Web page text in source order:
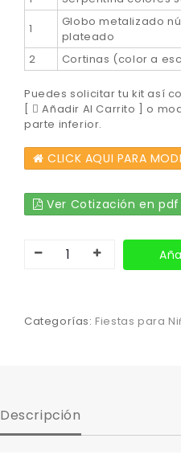
1
Globo metalizado
plateado
2
Cortinas (color a
Puedes solicitar tu kit así
[
Añadir Al Carrito ] o
parte inferior.
CLICK AQUI PARA
Ver Cotización en
Categorías: Fiestas para
Descripción